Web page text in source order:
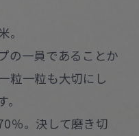
の一員であることか
粒一粒も大切にし
％。決して磨き切